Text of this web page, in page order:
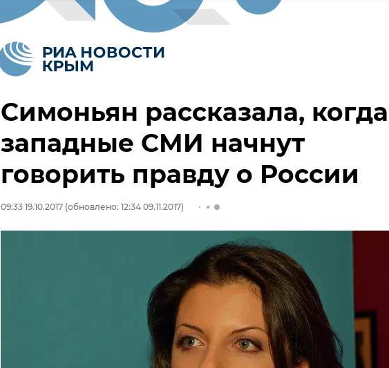
Симоньян рассказала, когда
западные СМИ начнут
говорить правду о России
09:33 19.10.2017 (обновлено: 12:34 09.11.2017)